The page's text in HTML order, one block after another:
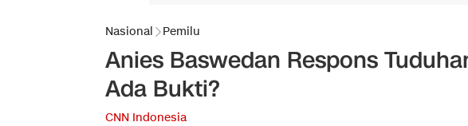
Nasional Pemilu
Anies Baswedan Respons
Ada Bukti?
CNN Indonesia